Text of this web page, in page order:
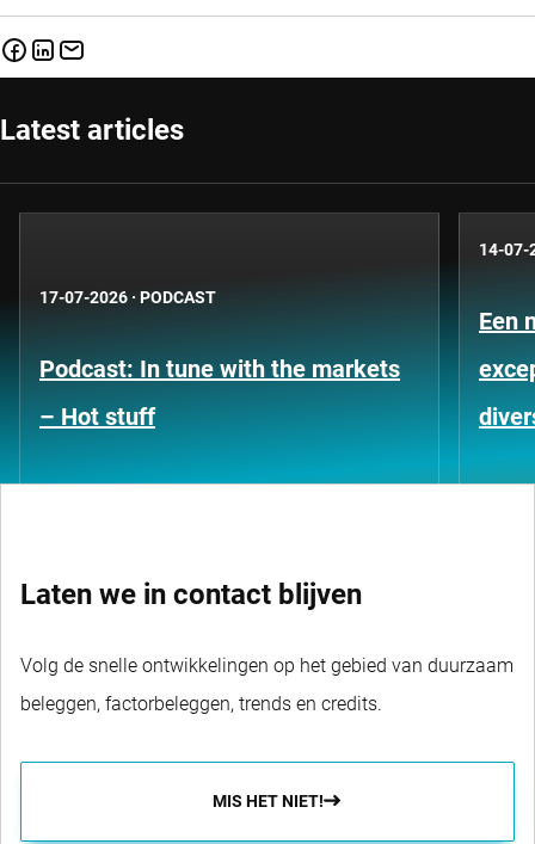
Latest articles
17-07-2026 · PODCAST
Podcast: In tune with the markets
– Hot stuff
14-07-
Een
Laten we in contact blijven
Volg de snelle ontwikkelingen op het gebied van duurzaam
beleggen, factorbeleggen, trends en credits.
MIS HET NIET!